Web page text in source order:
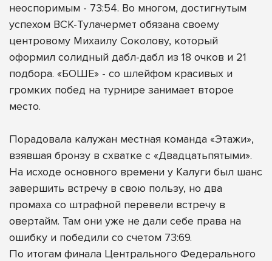
неоспоримым - 73:54. Во многом, достигнутым
успехом ВСК-Тулачермет обязана своему
центровому Михаилу Соколову, который
оформил солидный дабл-дабл из 18 очков и 21
подбора. «БОШЕ» - со шлейфом красивых и
громких побед на турнире занимает второе
место.
Порадовала калужан местная команда «Этажи»,
взявшая бронзу в схватке с «Двадцатьпятыми».
На исходе основного времени у Калуги был шанс
завершить встречу в свою пользу, но два
промаха со штрафной перевели встречу в
овертайм. Там они уже не дали себе права на
ошибку и победили со счетом 73:69.
По итогам финала Центрального Федерального